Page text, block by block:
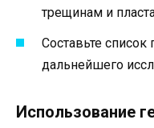
трещинам и
Составьте
дальнейшего
Использование